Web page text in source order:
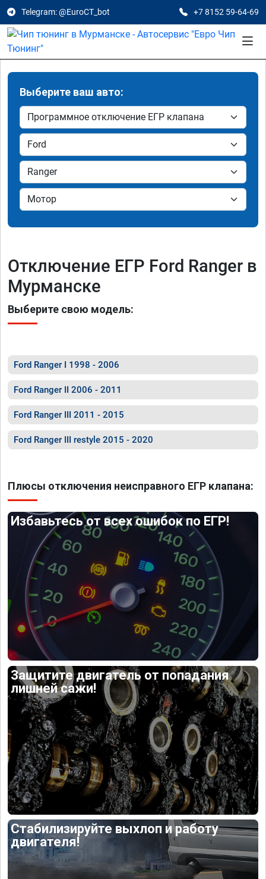
Telegram: @EuroCT_bot +7 8152 59-64-69
Выберите ваш авто:
Отключение ЕГР Ford Ranger в
Мурманске
Выберите свою модель:
Ford Ranger I 1998 - 2006
Ford Ranger II 2006 - 2011
Ford Ranger III 2011 - 2015
Ford Ranger III restyle 2015 - 2020
Плюсы отключения неисправного ЕГР клапана:
Избавьтесь от всех ошибок по ЕГР!
Защитите двигатель от попадания
лишней сажи!
Стабилизируйте выхлоп и работу
двигателя!